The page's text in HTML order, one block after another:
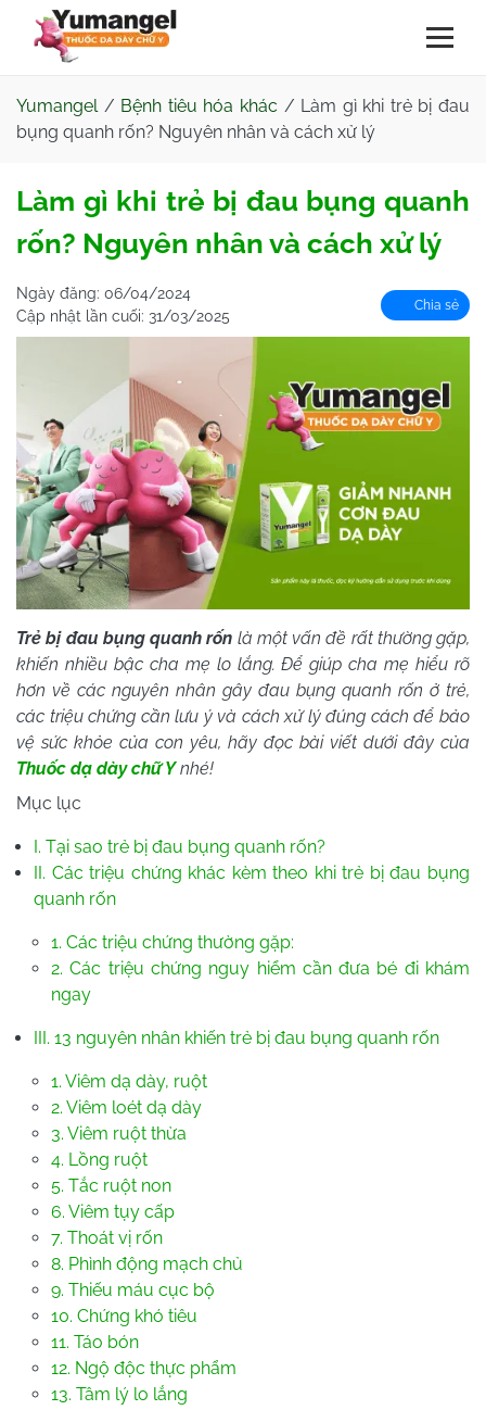
Yumangel/ Bệnh tiêu hóa khác / Làm gì khi trẻ bị đau
bụng quanh rốn? Nguyên nhân và cách xử lý
Làm gì khi trẻ bị đau bụng quanh
rốn? Nguyên nhân và cách xử lý
Ngày đăng: 06/04/2024
Cập nhật lần cuối: 31/03/2025
Chia sẻ
Trẻ bị đau bụng quanh rốn là một vấn đề rất thường gặp,
khiến nhiều bậc cha mẹ lo lắng. Để giúp cha mẹ hiểu rõ
hơn về các nguyên nhân gây đau bụng quanh rốn ở trẻ,
các triệu chứng cần lưu ý và cách xử lý đúng cách để bảo
vệ sức khỏe của con yêu, hãy đọc bài viết dưới đây của
Thuốc dạ dày chữ Ynhé!
Mục lục
I. Tại sao trẻ bị đau bụng quanh rốn?
II. Các triệu chứng khác kèm theo khi trẻ bị đau bụng
quanh rốn
1. Các triệu chứng thường gặp:
2. Các triệu chứng nguy hiểm cần đưa bé đi khám
ngay
III. 13 nguyên nhân khiến trẻ bị đau bụng quanh rốn
1. Viêm dạ dày, ruột
2. Viêm loét dạ dày
3. Viêm ruột thừa
4. Lồng ruột
5. Tắc ruột non
6. Viêm tụy cấp
7. Thoát vị rốn
8. Phình động mạch chủ
9. Thiếu máu cục bộ
10. Chứng khó tiêu
11. Táo bón
12. Ngộ độc thực phẩm
13. Tâm lý lo lắng